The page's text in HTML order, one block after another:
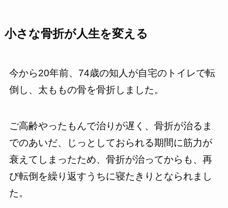
小さな骨折が人生を変える
今から20年前、74歳の知人が自宅のトイレで転
倒し、太ももの骨を骨折しました。
ご高齢やったもんで治りが遅く、骨折が治るま
でのあいだ、じっとしておられる期間に筋力が
衰えてしまったため、骨折が治ってからも、再
び転倒を繰り返すうちに寝たきりとなられまし
た。